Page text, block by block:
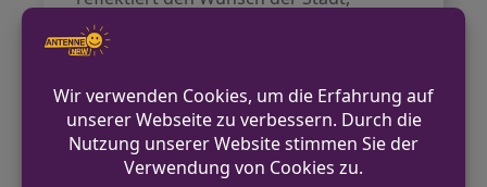
öffentliche Räume lebendiger und
attraktiver zu gestalten.
Rheinische Post
VORHERIGER BEITRAG